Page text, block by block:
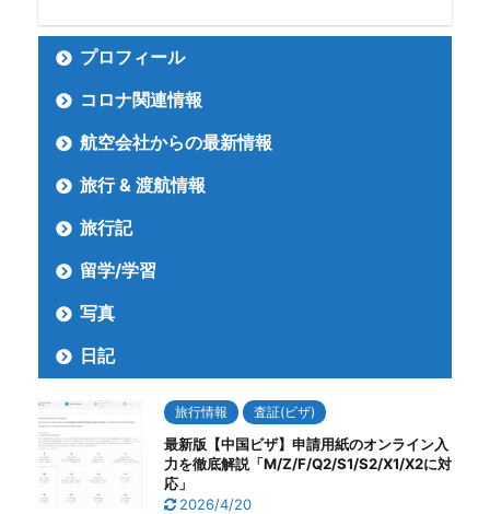
プロフィール
コロナ関連情報
航空会社からの最新情報
旅行 & 渡航情報
旅行記
留学/学習
写真
日記
旅行情報 査証(ビザ)
最新版【中国ビザ】申請用紙のオンライン入
力を徹底解説「M/Z/F/Q2/S1/S2/X1/X2に対
応」
2026/4/20